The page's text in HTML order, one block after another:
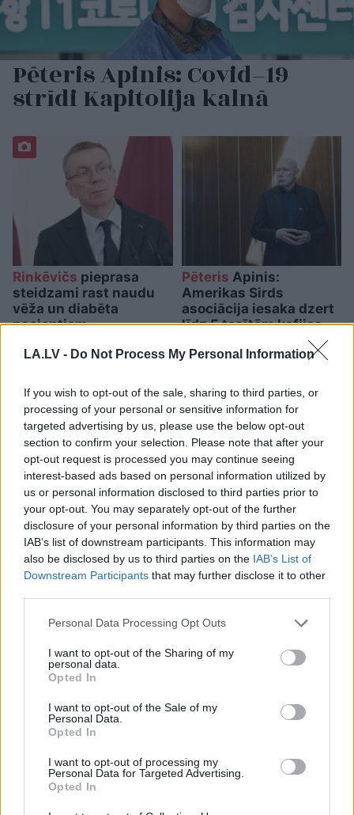
LA.LV - Do Not Process My Personal Information
If you wish to opt-out of the sale, sharing to third parties, or
processing of your personal or sensitive information for
targeted advertising by us, please use the below opt-out
section to confirm your selection. Please note that after your
opt-out request is processed you may continue seeing
interest-based ads based on personal information utilized by
us or personal information disclosed to third parties prior to
your opt-out. You may separately opt-out of the further
disclosure of your personal information by third parties on the
IAB’s list of downstream participants. This information may
also be disclosed by us to third parties on the IAB’s List of
Downstream Participants that may further disclose it to other
Please note that this website/app uses one or more Google
not limited to your visit or usage behaviour. You may click to
grant or deny consent to Google and its third-party tags to
use your data for below specified purposes in below Google
consent section.
Personal Data Processing Opt Outs
I want to opt-out of the Sharing of my
personal data.
Opted In
I want to opt-out of the Sale of my
Personal Data.
Opted In
I want to opt-out of processing my
Personal Data for Targeted Advertising.
Opted In
Pēteris Apinis: Covid–19
strīdi Kapitolija kalnā
Rinkēvičs pieprasa
steidzami rast naudu
vēža un diabēta
pacientiem
Pēteris Apinis:
Amerikas Sirds
asociācija iesaka dzert
līdz 5 tasītēm kafijas
veselības uzlabošanas
nolūkos
Vērtīgākiedārzeņi, augļi
un ogas, ko augustā jāēd
“tonnām”
LASĪTĀKIE
Cilvēkus aizrāvis ātrs IQ tests: tas liks
izkustināt smadzenes, lai pārbaudītu tavu
erudīciju
Vaiesi izvilcis laimīgo lozi? Lūk, par